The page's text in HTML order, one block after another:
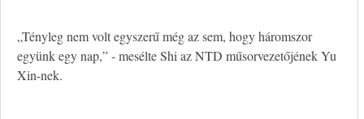
„Tényleg nem volt egyszerű még az sem, hogy háromszor
együnk egy nap,” - mesélte Shi az NTD műsorvezetőjének Yu
Xin-nek.